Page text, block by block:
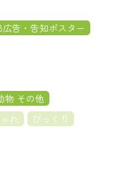
広告・告知ポスター
物 その他
れ
びっくり